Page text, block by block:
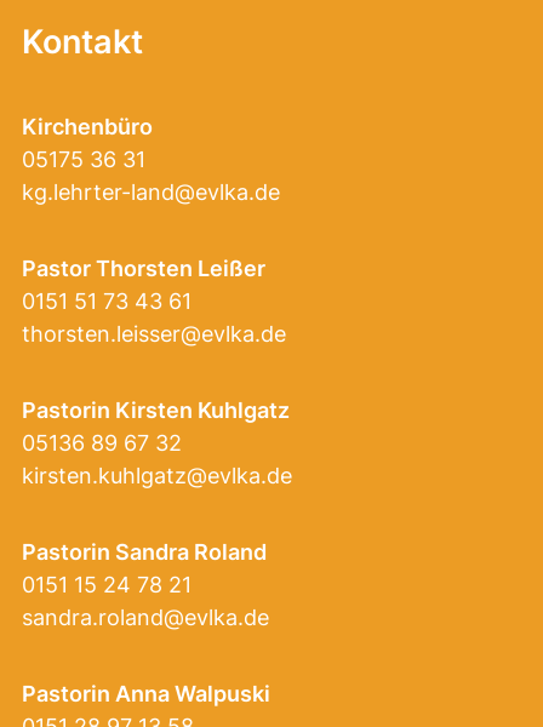
Kontakt
Kirchenbüro
05175 36 31
kg.lehrter-land@evlka.de
Pastor Thorsten Leißer
0151 51 73 43 61
thorsten.leisser@evlka.de
Pastorin Kirsten Kuhlgatz
05136 89 67 32
kirsten.kuhlgatz@evlka.de
Pastorin Sandra Roland
0151 15 24 78 21
sandra.roland@evlka.de
Pastorin Anna Walpuski